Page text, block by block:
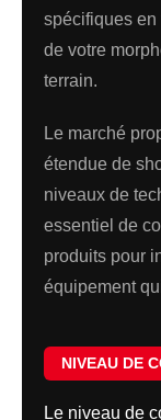
spécifiques en
de votre
terrain.
Le marché
étendue de
niveaux de
essentiel de
produits pour
équipement
NIVEAU DE
Le niveau de